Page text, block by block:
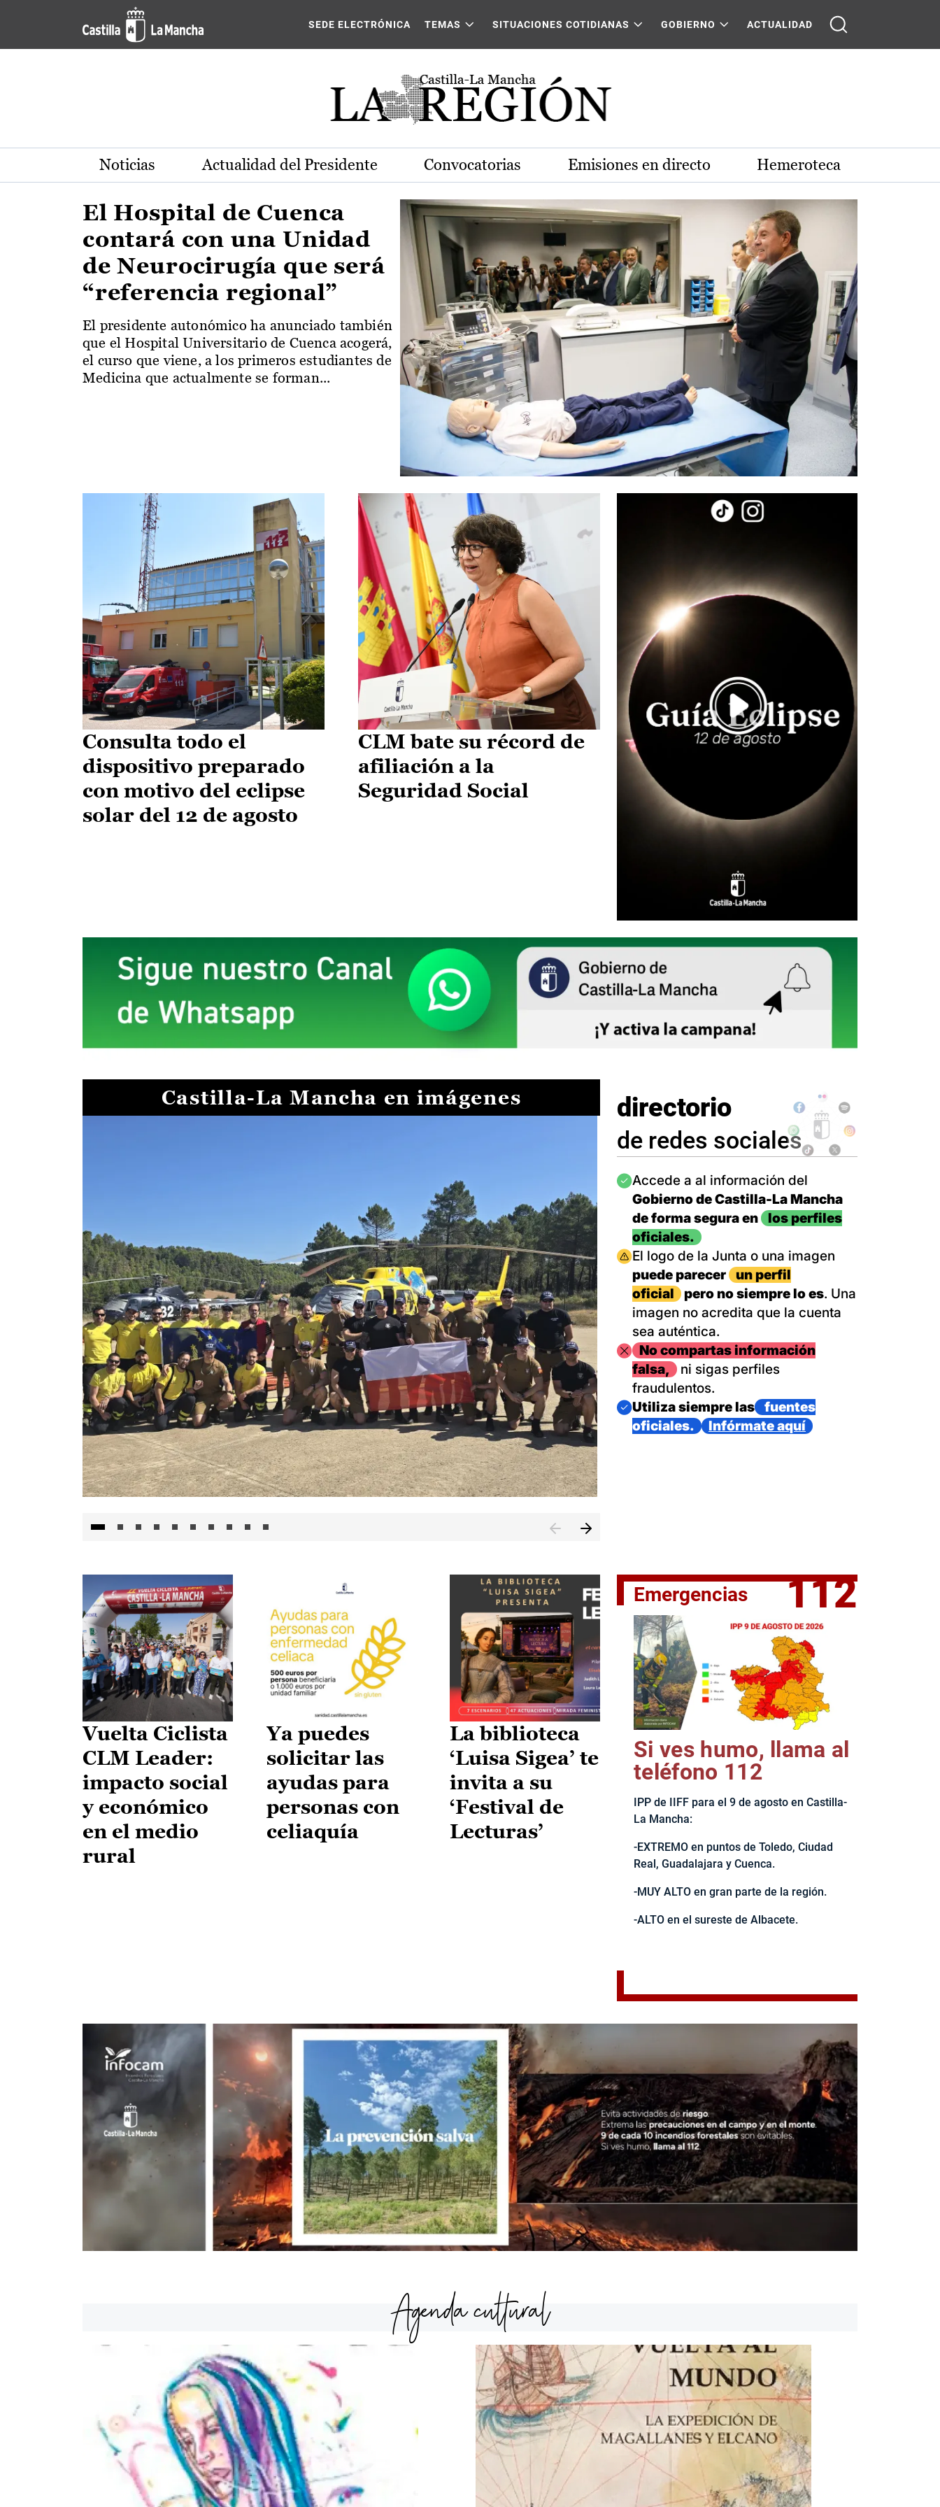
Pasar al contenido principal
Actualidad de la región de Castilla-La Mancha
SEDE ELECTRÓNICA TEMAS SITUACIONES COTIDIANAS GOBIERNO ACTUALIDAD
Noticias Actualidad del Presidente Convocatorias Emisiones en directo Hemeroteca
El Hospital de Cuenca
contará con una Unidad
de Neurocirugía que será
“referencia regional”
El presidente autonómico ha anunciado también
que el Hospital Universitario de Cuenca acogerá,
el curso que viene, a los primeros estudiantes de
Medicina que actualmente se forman...
Consulta todo el
dispositivo preparado
con motivo del eclipse
solar del 12 de agosto
CLM bate su récord de
afiliación a la
Seguridad Social
Castilla-La Mancha en imágenes
II Vuelta Ciclista CLM LEADER
directorio
de redes sociales
Imagen
Accede a al información del
Gobierno de Castilla-La Mancha
de forma segura en
los perfiles
oficiales.
Imagen
El logo de la Junta o una imagen
puede parecer
un perfil
oficial
pero no siempre lo es. Una
imagen no acredita que la cuenta
sea auténtica.
ImagenNo compartas información
falsa,
ni sigas perfiles
fraudulentos.
Imagen
Utiliza siempre las
fuentes
oficiales.
Infórmate aquí
Vuelta Ciclista
CLM Leader:
impacto social
y económico
en el medio
rural
Ya puedes
solicitar las
ayudas para
personas con
celiaquía
La biblioteca
‘Luisa Sigea’ te
invita a su
‘Festival de
Lecturas’
Emergencias 112
Si ves humo, llama al
teléfono 112
IPP de IIFF para el 9 de agosto en Castilla-
La Mancha:
-EXTREMO en puntos de Toledo, Ciudad
Real, Guadalajara y Cuenca.
-MUY ALTO en gran parte de la región.
-ALTO en el sureste de Albacete.
Agenda cultural